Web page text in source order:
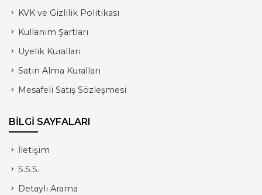
KVK ve Gizlilik Politikası
Kullanım Şartları
Üyelik Kuralları
Satın Alma Kuralları
Mesafeli Satış Sözleşmesi
BİLGİ SAYFALARI
İletişim
S.S.S.
Detaylı Arama